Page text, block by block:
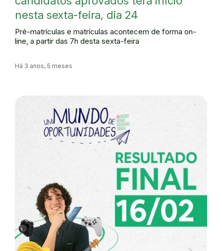
nesta sexta-feira, dia 24
Pré-matrículas e matrículas acontecem de forma on-
line, a partir das 7h desta sexta-feira
Há 3 anos, 5 meses